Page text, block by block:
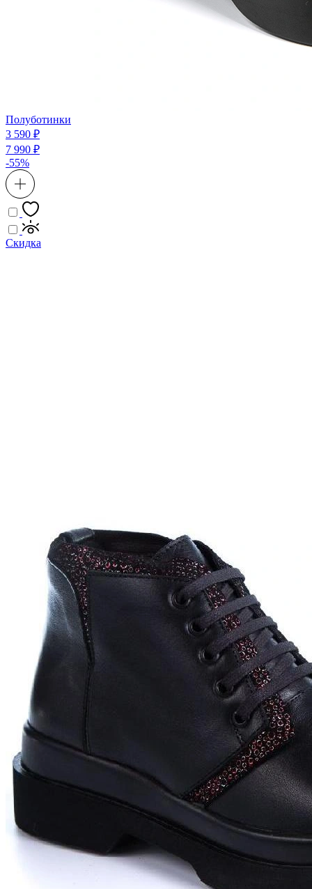
Полуботинки
3 590 ₽
7 990 ₽
-55%
Скидка